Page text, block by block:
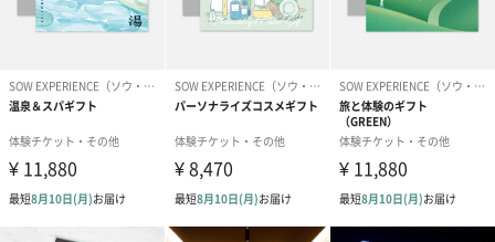
有効期間
・有効期間は発送日から起算して6カ月間です
・予約期限があります。体験期限の2週間前までに予約
していただくよう贈り先様にお伝えください。期限の
延長はできませんのでご注意ください
外装サイズ
175mm×133mm×19mm